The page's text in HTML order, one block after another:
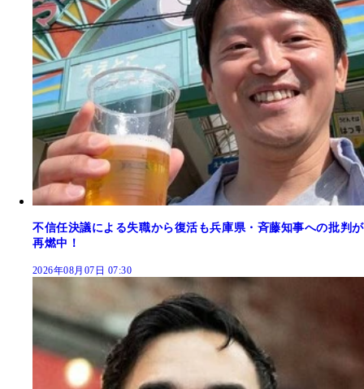
不信任決議による失職から復活も兵庫県・斉藤知事への批判が
再燃中！
2026年08月07日 07:30